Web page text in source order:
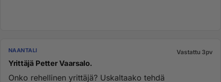
NAANTALI Vastattu 3pv
Yrittäjä Petter Vaarsalo.
Onko rehellinen yrittäjä? Uskaltaako tehdä